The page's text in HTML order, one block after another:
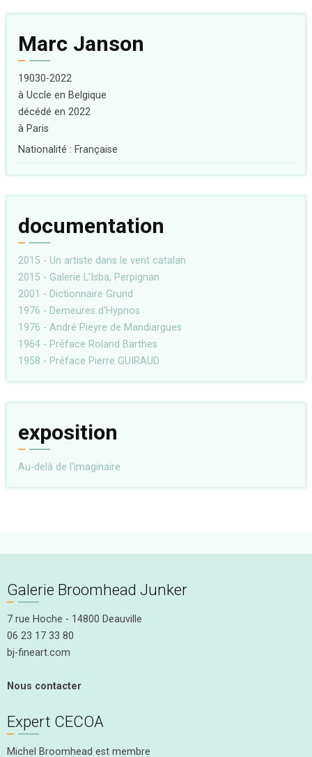
Marc Janson
19030-2022
à Uccle en Belgique
décédé en 2022
à Paris
Nationalité : Française
documentation
2015 - Un artiste dans le vent catalan
2015 - Galerie L'Isba, Perpignan
2001 - Dictionnaire Grund
1976 - Demeures d'Hypnos
1976 - André Pieyre de Mandiargues
1964 - Préface Roland Barthes
1958 - Préface Pierre GUIRAUD
exposition
Au-delà de l'imaginaire
Galerie Broomhead Junker
7 rue Hoche - 14800 Deauville
06 23 17 33 80
bj-fineart.com
Nous contacter
Expert CECOA
Michel Broomhead est membre